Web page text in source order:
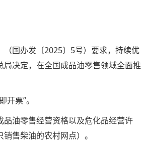
国办发〔2025〕5号）要求，持续优
决定，在全国成品油零售领域全面推
票”。
油零售经营资格以及危化品经营许
售柴油的农村网点）。